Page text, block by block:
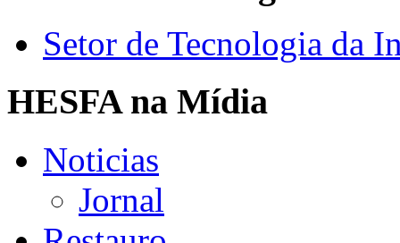
Setor de Tecnologia da
HESFA na Mídia
Noticias
Jornal